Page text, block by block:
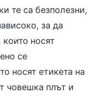
те са безполезни,
за да
които носят
се
носят етикета на
човешка плът и